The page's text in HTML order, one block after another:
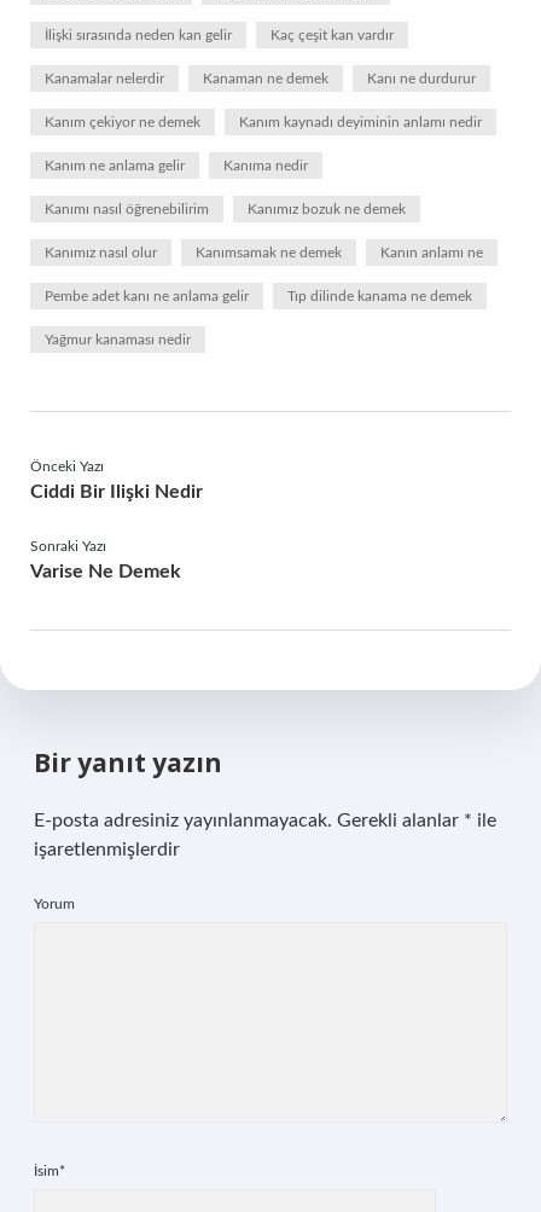
İlişki sırasında neden kan gelir Kaç çeşit kan vardır
Kanamalar nelerdir Kanaman ne demek Kanı ne durdurur
Kanım çekiyor ne demek Kanım kaynadı deyiminin anlamı nedir
Kanım ne anlama gelir Kanıma nedir
Kanımı nasıl öğrenebilirim Kanımız bozuk ne demek
Kanımız nasıl olur Kanımsamak ne demek Kanın anlamı ne
Pembe adet kanı ne anlama gelir Tıp dilinde kanama ne demek
Yağmur kanaması nedir
Önceki Yazı
Ciddi Bir Ilişki Nedir
Sonraki Yazı
Varise Ne Demek
Bir yanıt yazın
E-posta adresiniz yayınlanmayacak. Gerekli alanlar * ile
işaretlenmişlerdir
Yorum
İsim*